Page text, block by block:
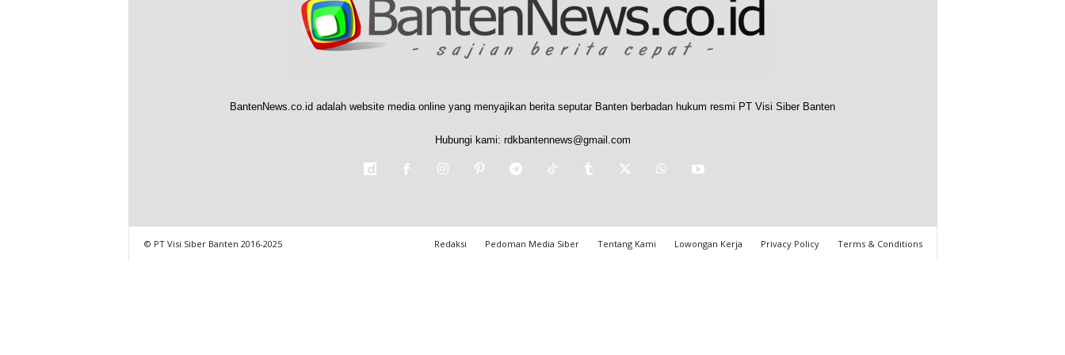
BantenNews.co.id adalah website media online yang menyajikan berita seputar Banten berbadan hukum resmi PT Visi Siber Banten
Hubungi kami: rdkbantennews@gmail.com
Redaksi Pedoman Media Siber Tentang Kami Lowongan Kerja Privacy Policy Terms & Conditions
© PT Visi Siber Banten 2016-2025